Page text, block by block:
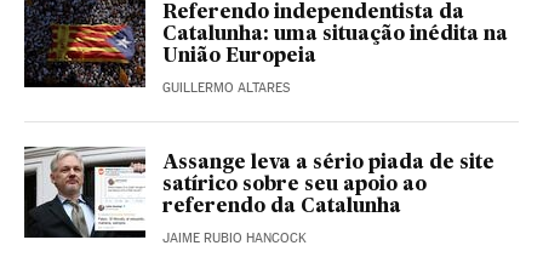
Referendo independentista da
Catalunha: uma situação inédita na
União Europeia
GUILLERMO ALTARES
Assange leva a sério piada de site
satírico sobre seu apoio ao
referendo da Catalunha
JAIME RUBIO HANCOCK